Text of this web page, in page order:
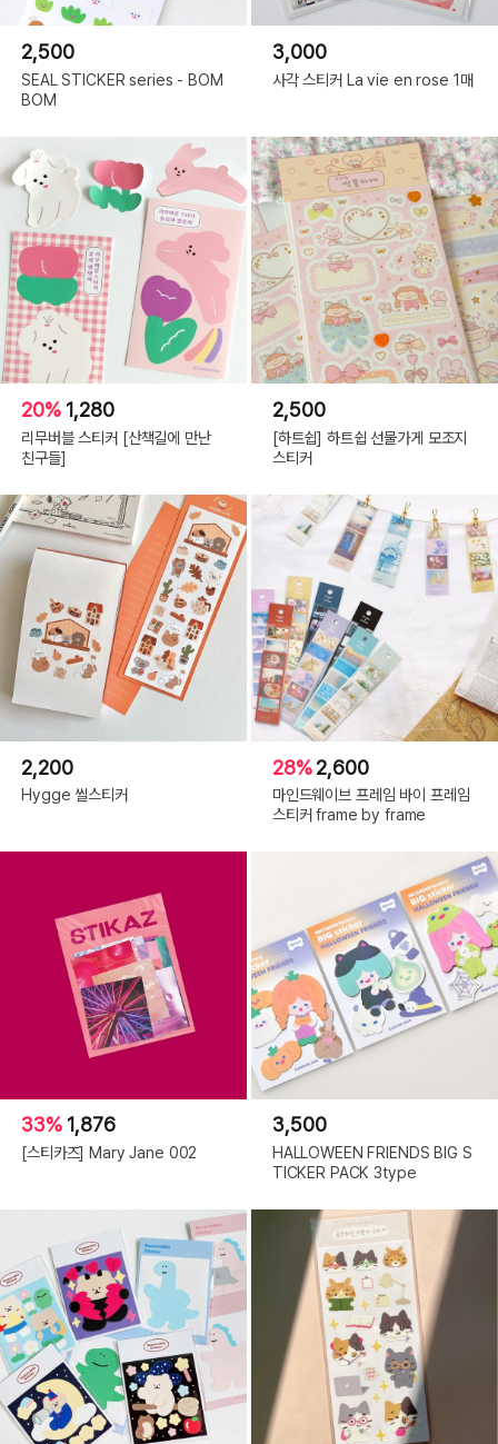
2,500
SEAL STICKER series - BOM
BOM
3,000
사각 스티커 La vie en rose 1매
20% 1,280
리무버블 스티커 [산책길에 만난
친구들]
2,500
[하트쉽] 하트쉽 선물가게 모조지
스티커
2,200
Hygge 씰스티커
28%2,600
마인드웨이브 프레임 바이 프레임
스티커 frame by frame
33% 1,876
[스티카즈] Mary Jane 002
3,500
HALLOWEEN FRIENDS BIG S
TICKER PACK 3type